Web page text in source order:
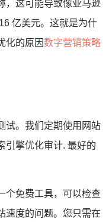
，这可能导致像亚马逊
亿美元。这就是为什
化的原因数字营销策略
试。我们定期使用网站
引擎优化审计.最好的
个免费工具，可以检查
速度的问题。您只需在